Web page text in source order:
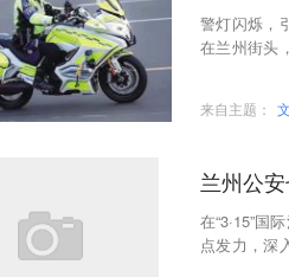
警灯闪烁，
在兰州街头
来自主题：
兰州公
在“3·15”国
点发力，深